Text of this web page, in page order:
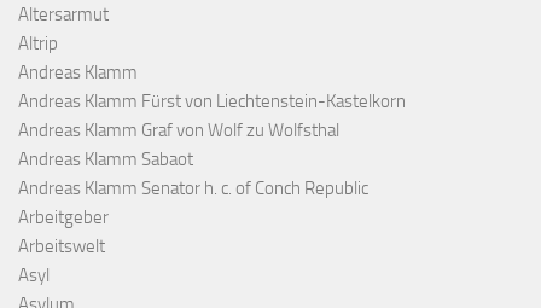
Altersarmut
Altrip
Andreas Klamm
Andreas Klamm Fürst von Liechtenstein-Kastelkorn
Andreas Klamm Graf von Wolf zu Wolfsthal
Andreas Klamm Sabaot
Andreas Klamm Senator h. c. of Conch Republic
Arbeitgeber
Arbeitswelt
Asyl